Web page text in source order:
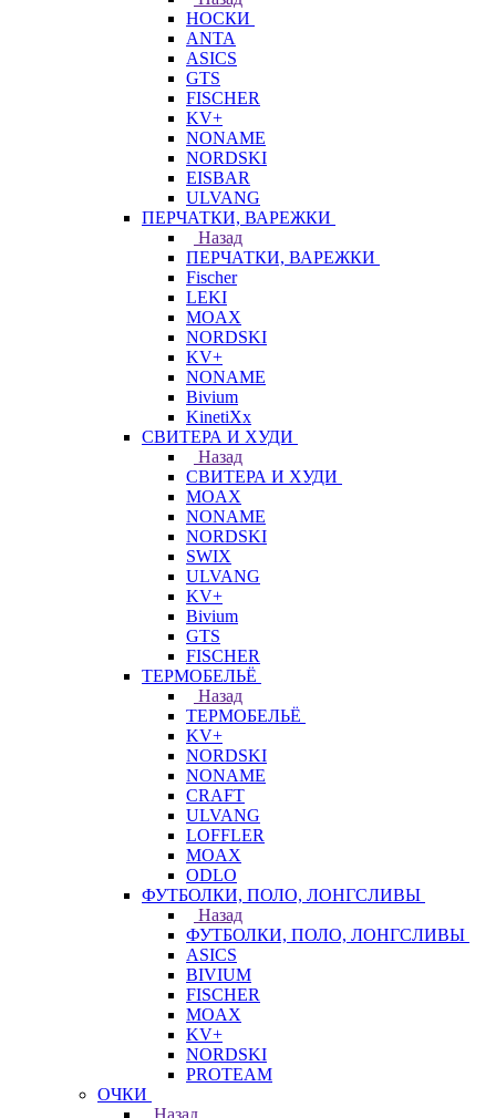
НОСКИ
ANTA
ASICS
GTS
FISCHER
KV+
NONAME
NORDSKI
EISBAR
ULVANG
ПЕРЧАТКИ, ВАРЕЖКИ
Назад
ПЕРЧАТКИ, ВАРЕЖКИ
Fischer
LEKI
MOAX
NORDSKI
KV+
NONAME
Bivium
KinetiXx
СВИТЕРА И ХУДИ
Назад
СВИТЕРА И ХУДИ
MOAX
NONAME
NORDSKI
SWIX
ULVANG
KV+
Bivium
GTS
FISCHER
ТЕРМОБЕЛЬЁ
Назад
ТЕРМОБЕЛЬЁ
KV+
NORDSKI
NONAME
CRAFT
ULVANG
LOFFLER
MOAX
ODLO
ФУТБОЛКИ, ПОЛО, ЛОНГСЛИВЫ
Назад
ФУТБОЛКИ, ПОЛО, ЛОНГСЛИВЫ
ASICS
BIVIUM
FISCHER
MOAX
KV+
NORDSKI
PROTEAM
ОЧКИ
Назад